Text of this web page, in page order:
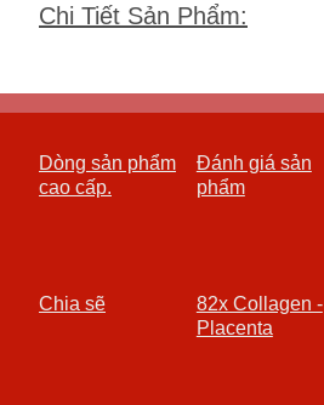
Chi Tiết Sản Phẩm:
Dòng sản phẩm
cao cấp.
Đánh giá sản
phẩm
Chia sẽ
82x Collagen -
Placenta